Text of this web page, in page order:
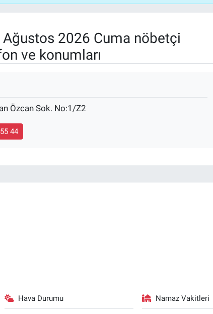
2026 Cuma nöbetçi
ve konumları
Özcan Sok. No:1/Z2
44
Hava Durumu Namaz Vakitleri